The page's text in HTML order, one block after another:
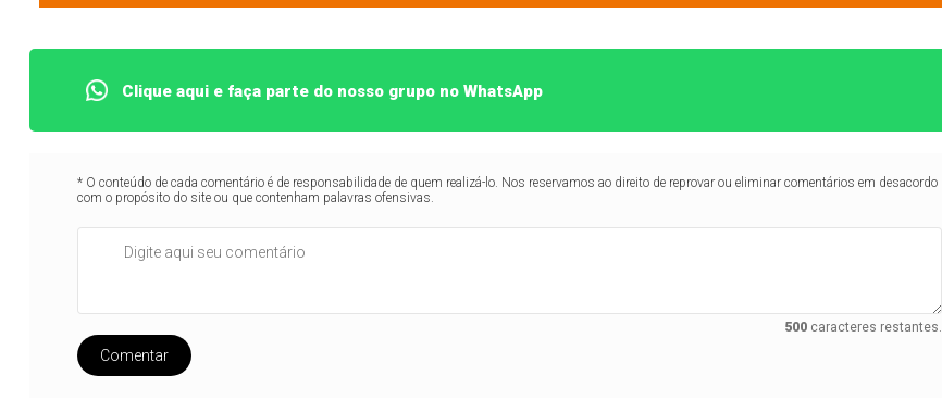
Clique aqui e faça parte do nosso grupo no WhatsApp
* O conteúdo de cada comentário é de responsabilidade de quem realizá-lo. Nos reservamos ao direito de reprovar ou eliminar comentários em desacordo
com o propósito do site ou que contenham palavras ofensivas.
500caracteres restantes.
Comentar